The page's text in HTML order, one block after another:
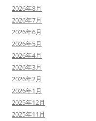
2026年8月
2026年7月
2026年6月
2026年5月
2026年4月
2026年3月
2026年2月
2026年1月
2025年12月
2025年11月